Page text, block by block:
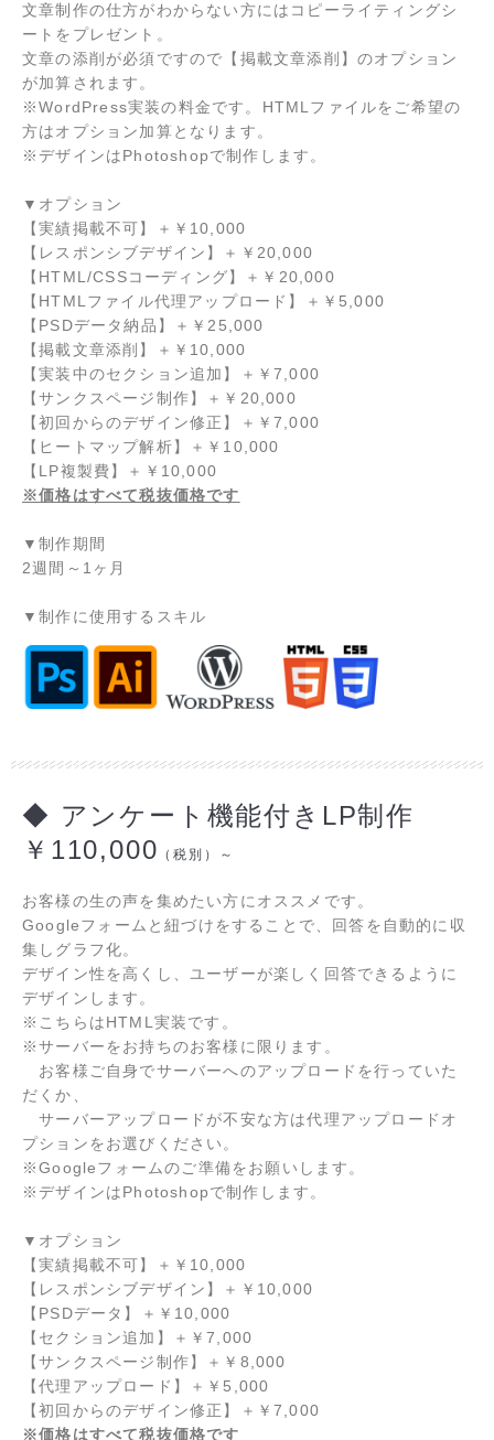
文章制作の仕方がわからない方にはコピーライティングシ
ートをプレゼント。
文章の添削が必須ですので【掲載文章添削】のオプション
が加算されます。
※WordPress実装の料金です。HTMLファイルをご希望の
方はオプション加算となります。
※デザインはPhotoshopで制作します。
▼オプション
【実績掲載不可】
＋ ￥10,000
【レスポンシブデザイン】
＋ ￥20,000
【HTML/CSSコーディング】
＋ ￥20,000
【HTMLファイル代理アップロード】
＋ ￥5,000
【PSDデータ納品】
＋ ￥25,000
【掲載文章添削】＋ ￥10,000
【実装中のセクション追加】
＋ ￥7,000
【サンクスページ制作】
＋ ￥20,000
【初回からのデザイン修正】
＋ ￥7,000
【ヒートマップ解析】
＋ ￥10,000
【LP複製費】
＋ ￥10,000
※価格はすべて税抜価格です
▼制作期間
2週間～1ヶ月
▼制作に使用するスキル
◆ アンケート機能付きLP制作
￥110,000 （税別）～
お客様の生の声を集めたい方にオススメです。
Googleフォームと紐づけをすることで、回答を自動的に収
集しグラフ化。
デザイン性を高くし、ユーザーが楽しく回答できるように
デザインします。
※こちらはHTML実装です。
※サーバーをお持ちのお客様に限ります。
お客様ご自身でサーバーへのアップロードを行っていた
だくか、
サーバーアップロードが不安な方は代理アップロードオ
プションをお選びください。
※Googleフォームのご準備をお願いします。
※デザインはPhotoshopで制作します。
▼オプション
【実績掲載不可】
＋ ￥10,000
【レスポンシブデザイン】
＋ ￥10,000
【PSDデータ】
＋ ￥10,000
【セクション追加】
＋ ￥7,000
【サンクスページ制作】
＋ ￥8,000
【代理アップロード】
＋ ￥5,000
【初回からのデザイン修正】
＋ ￥7,000
※価格はすべて税抜価格です